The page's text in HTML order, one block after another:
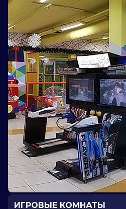
ИГРОВЫЕ КОМНАТЫ